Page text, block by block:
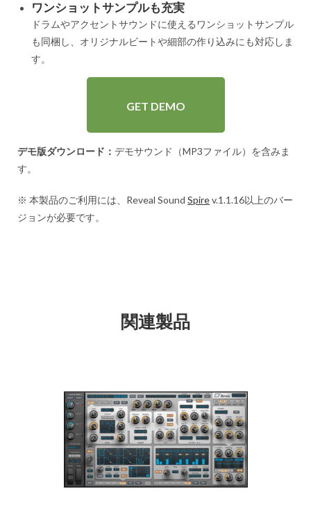
ワンショットサンプルも充実
ドラムやアクセントサウンドに使えるワンショットサンプル
も同梱し、オリジナルビートや細部の作り込みにも対応しま
す。
GET DEMO
デモ版ダウンロード： デモサウンド（MP3ファイル）を含みま
す。
※ 本製品のご利用には、Reveal Sound Spirev.1.1.16以上のバー
ジョンが必要です。
関連製品